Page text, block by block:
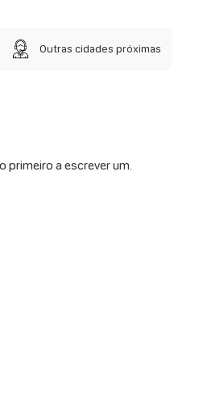
Outras cidades próximas
primeiro a escrever um.